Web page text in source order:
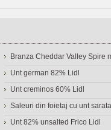
Branza Cheddar Valley Spire
Unt german 82% Lidl
Unt creminos 60% Lidl
Saleuri din foietaj cu unt sarata
Unt 82% unsalted Frico Lidl